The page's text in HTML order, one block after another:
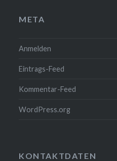
META
Anmelden
Eintrags-Feed
Kommentar-Feed
WordPress.org
KONTAKTDATEN